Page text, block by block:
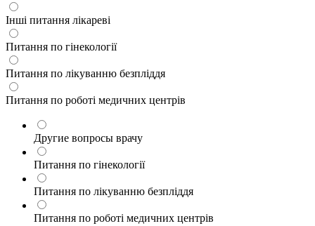
Інші питання лікареві
Питання по гінекології
Питання по лікуванню безпліддя
Питання по роботі медичних центрів
Другие вопросы врачу
Питання по гінекології
Питання по лікуванню безпліддя
Питання по роботі медичних центрів